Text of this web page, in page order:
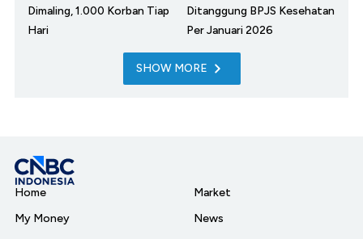
Dimaling, 1.000 Korban Tiap
Hari
Ditanggung BPJS Kesehatan
Per Januari 2026
SHOW MORE
Home
My Money
Market
News